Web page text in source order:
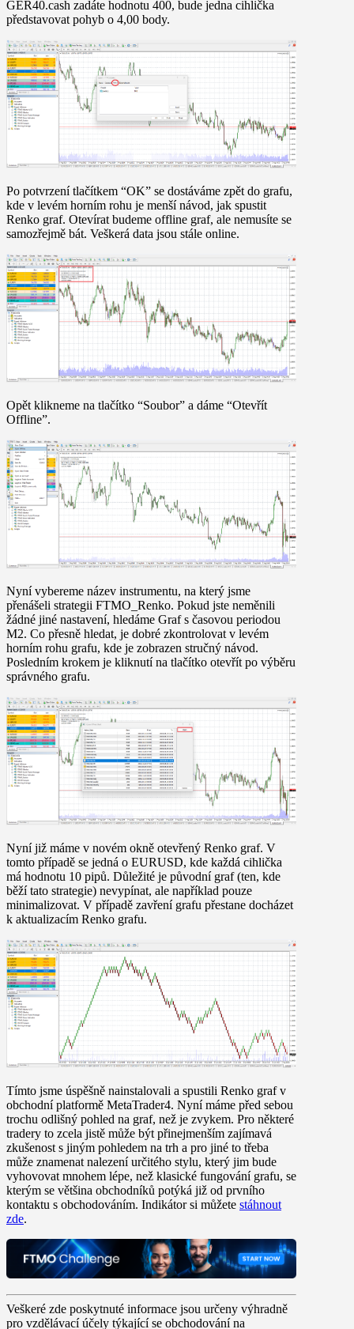
GER40.cash zadáte hodnotu 400, bude jedna cihlička
představovat pohyb o 4,00 body.
Po potvrzení tlačítkem “OK” se dostáváme zpět do grafu,
kde v levém horním rohu je menší návod, jak spustit
Renko graf. Otevírat budeme offline graf, ale nemusíte se
samozřejmě bát. Veškerá data jsou stále online.
Opět klikneme na tlačítko “Soubor” a dáme “Otevřít
Offline”.
Nyní vybereme název instrumentu, na který jsme
přenášeli strategii FTMO_Renko. Pokud jste neměnili
žádné jiné nastavení, hledáme Graf s časovou periodou
M2. Co přesně hledat, je dobré zkontrolovat v levém
horním rohu grafu, kde je zobrazen stručný návod.
Posledním krokem je kliknutí na tlačítko otevřít po výběru
správného grafu.
Nyní již máme v novém okně otevřený Renko graf. V
tomto případě se jedná o EURUSD, kde každá cihlička
má hodnotu 10 pipů. Důležité je původní graf(ten, kde
běží tato strategie) nevypínat, ale například pouze
minimalizovat. V případě zavření grafu přestane docházet
k aktualizacím Renko grafu.
Tímto jsme úspěšně nainstalovali a spustili Renko graf v
obchodní platformě MetaTrader4. Nyní máme před sebou
trochu odlišný pohled na graf, než je zvykem. Pro některé
tradery to zcela jistě může být přinejmenším zajímavá
zkušenost s jiným pohledem na trh a pro jiné to třeba
může znamenat nalezení určitého stylu, který jim bude
vyhovovat mnohem lépe, než klasické fungování grafu, se
kterým se většina obchodníků potýká již od prvního
kontaktu s obchodováním. Indikátor si můžete stáhnout
zde.
Veškeré zde poskytnuté informace jsou určeny výhradně
pro vzdělávací účely týkající se obchodování na